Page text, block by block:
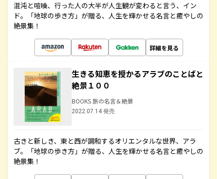
混沌と喧噪、行った人の大半が人生観が変わると言う、イン
ド。「地球の歩き方」が贈る、人生を輝かせる名言と癒やしの
絶景集！
詳細を見る
生きる知恵を授かるアラブのことばと
絶景１００
BOOKS 旅の名言＆絶景
2022.07.14 発売
古きと新しき、東と西が調和するオリエンタルな世界、アラ
ブ。「地球の歩き方」が贈る、人生を輝かせる名言と癒やしの
絶景集！